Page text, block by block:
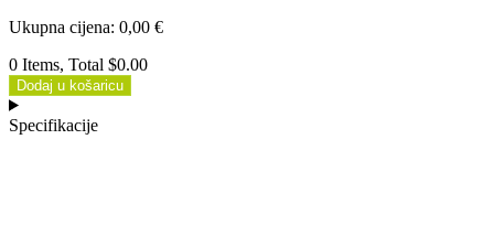
Ukupna cijena: 0,00 €
0 Items, Total $0.00
Dodaj u košaricu
Specifikacije